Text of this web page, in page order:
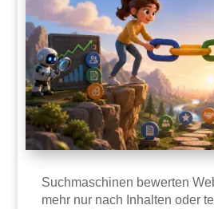
Suchmaschinen bewerten
mehr nur nach Inhalten oder